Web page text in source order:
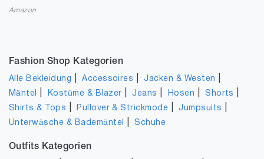
Amazon
Fashion Shop Kategorien
Alle Bekleidung |Accessoires |Jacken & Westen
Mäntel Kostüme & Blazer |Jeans Hosen |Shorts
Shirts & Tops Pullover & Strickmode |Jumpsuits
Unterwäsche & Bademäntel |Schuhe
Outfits Kategorien